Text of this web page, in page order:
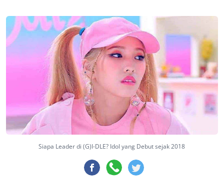
Siapa Leader di (G)I-DLE? Idol yang Debut sejak 2018